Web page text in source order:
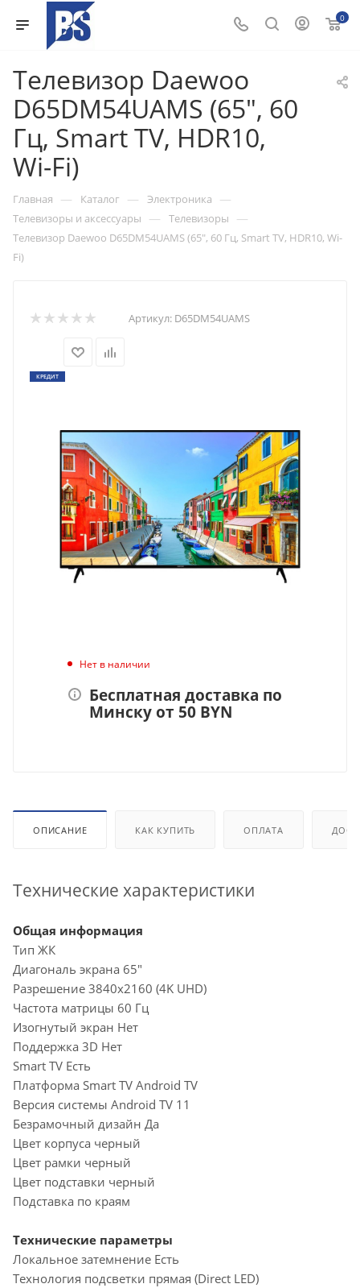
0
Телевизор Daewoo
D65DM54UAMS (65", 60
Гц, Smart TV, HDR10,
Wi-Fi)
Главная — Каталог — Электроника —
Телевизоры и аксессуары — Телевизоры —
Телевизор Daewoo D65DM54UAMS (65", 60 Гц, Smart TV, HDR10, Wi-
Fi)
Артикул: D65DM54UAMS
КРЕДИТ
Нет в наличии
Бесплатная доставка по
Минску от 50 BYN
ОПИСАНИЕ КАК КУПИТЬ ОПЛАТА
Технические характеристики
Общая информация
Тип ЖК
Диагональ экрана 65"
Разрешение 3840x2160 (4K UHD)
Частота матрицы 60 Гц
Изогнутый экран Нет
Поддержка 3D Нет
Smart TV Есть
Платформа Smart TV Android TV
Версия системы Android TV 11
Безрамочный дизайн Да
Цвет корпуса черный
Цвет рамки черный
Цвет подставки черный
Подставка по краям
Технические параметры
Локальное затемнение Есть
Технология подсветки прямая (Direct LED)